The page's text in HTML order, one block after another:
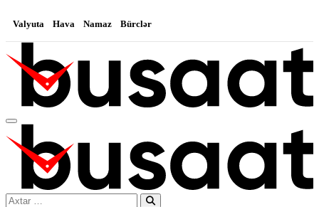
Valyuta Hava Namaz Bürclər
Search…